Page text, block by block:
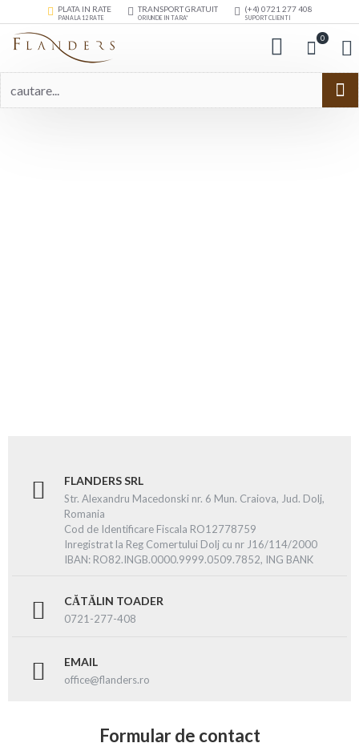
PLATA IN RATE
PANA LA 12 RATE
TRANSPORT GRATUIT
ORIUNDE IN TARA*
(+4) 0721 277 408
SUPORT CLIENTI
0
FLANDERS SRL
Str. Alexandru Macedonski nr. 6 Mun. Craiova, Jud. Dolj,
Romania
Cod de Identificare Fiscala RO12778759
Inregistrat la Reg Comertului Dolj cu nr J16/114/2000
IBAN: RO82.INGB.0000.9999.0509.7852, ING BANK
CĂTĂLIN TOADER
0721-277-408
EMAIL
office@flanders.ro
Formular de contact